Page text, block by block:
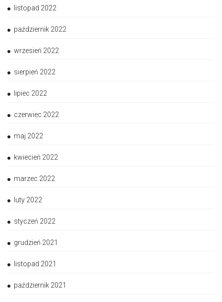
listopad 2022
październik 2022
wrzesień 2022
sierpień 2022
lipiec 2022
czerwiec 2022
maj 2022
kwiecień 2022
marzec 2022
luty 2022
styczeń 2022
grudzień 2021
listopad 2021
październik 2021